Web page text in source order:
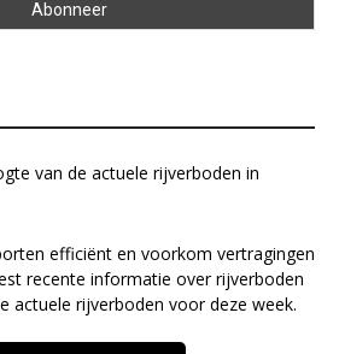
van de actuele rijverboden in
efficiënt en voorkom vertragingen
recente informatie over rijverboden
actuele rijverboden voor deze week.